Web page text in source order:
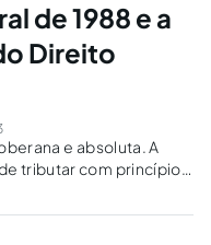
de 1988 e a
Direito
e absoluta. A
tributar com princípios
e doutrina.